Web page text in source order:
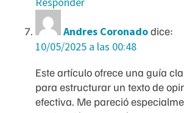
Andres Coronadodice:
10/05/2025 a las 00:48
Este artículo ofrece una guía
para estructurar un texto de
efectiva. Me pareció